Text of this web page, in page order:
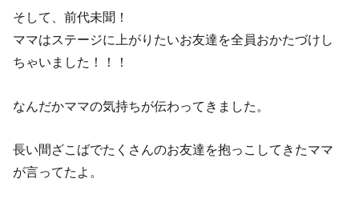
そして、前代未聞！
ママはステージに上がりたいお友達を全員おかたづけし
ちゃいました！！！
なんだかママの気持ちが伝わってきました。
長い間ざこばでたくさんのお友達を抱っこしてきたママ
が言ってたよ。